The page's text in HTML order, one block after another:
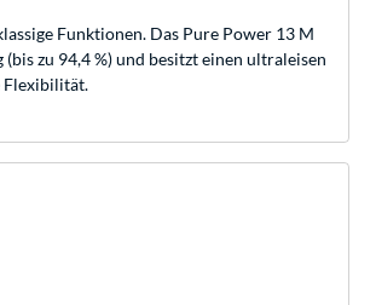
Funktionen. Das Pure Power 13 M
zu 94,4 %) und besitzt einen ultraleisen
Flexibilität.